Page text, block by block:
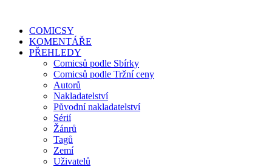
COMICSY
KOMENTÁŘE
PŘEHLEDY
Comicsů podle Sbírky
Comicsů podle Tržní ceny
Autorů
Nakladatelství
Původní nakladatelství
Sérií
Žánrů
Tagů
Zemí
Uživatelů